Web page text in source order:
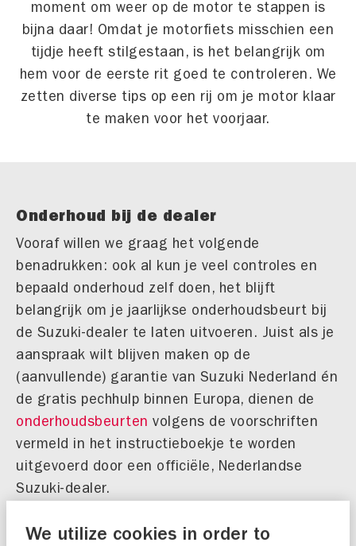
moment om weer op de motor te stappen is
bijna daar! Omdat je motorfiets misschien een
tijdje heeft stilgestaan, is het belangrijk om
hem voor de eerste rit goed te controleren. We
zetten diverse tips op een rij om je motor klaar
te maken voor het voorjaar.
Onderhoud bij de dealer
Vooraf willen we graag het volgende
benadrukken: ook al kun je veel controles en
bepaald onderhoud zelf doen, het blijft
belangrijk om je jaarlijkse onderhoudsbeurt bij
de Suzuki-dealer te laten uitvoeren. Juist als je
aanspraak wilt blijven maken op de
(aanvullende) garantie van Suzuki Nederland én
de gratis pechhulp binnen Europa, dienen de
onderhoudsbeurten volgens de voorschriften
vermeld in het instructieboekje te worden
uitgevoerd door een officiële, Nederlandse
Suzuki-dealer.
PLAN JE ONDERHOUDSBEURT
We utilize cookies in order to